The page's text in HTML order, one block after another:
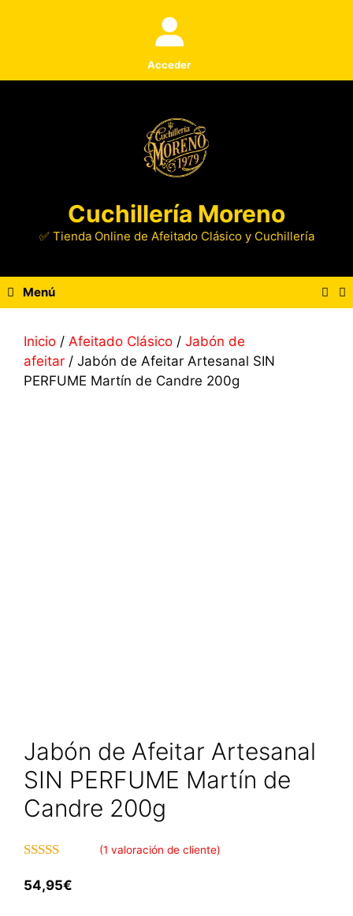
Acceder
Cuchillería Moreno
✅ Tienda Online de Afeitado Clásico y Cuchillería
Menú
Inicio / Afeitado Clásico / Jabón de
afeitar / Jabón de Afeitar Artesanal SIN
PERFUME Martín de Candre 200g
Jabón de Afeitar Artesanal
SIN PERFUME Martín de
Candre 200g
(1 valoración de cliente)
54,95€